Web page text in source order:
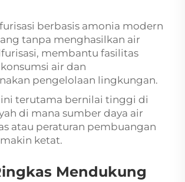
berbasis amonia modern
tanpa menghasilkan air
membantu fasilitas
air dan
pengelolaan lingkungan.
terutama bernilai tinggi di
di mana sumber daya air
atau peraturan pembuangan
ketat.
Mendukung